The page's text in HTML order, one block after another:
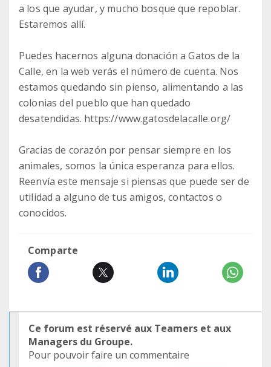
a los que ayudar, y mucho bosque que repoblar.
Estaremos allí.
Puedes hacernos alguna donación a Gatos de la
Calle, en la web verás el número de cuenta. Nos
estamos quedando sin pienso, alimentando a las
colonias del pueblo que han quedado
desatendidas. https://www.gatosdelacalle.org/
Gracias de corazón por pensar siempre en los
animales, somos la única esperanza para ellos.
Reenvía este mensaje si piensas que puede ser de
utilidad a alguno de tus amigos, contactos o
conocidos.
Comparte
Ce forum est réservé aux Teamers et aux
Managers du Groupe.
Pour pouvoir faire un commentaire